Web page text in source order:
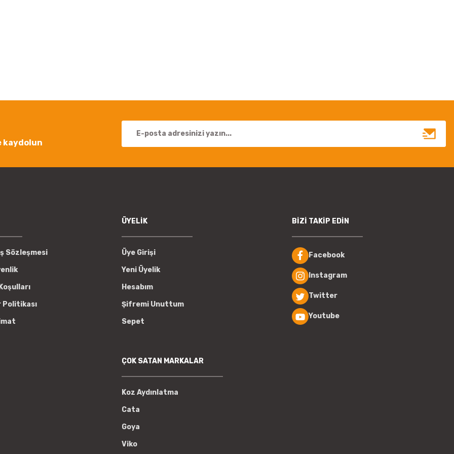
kaydolun
Sözleşmesi
Politikası
ÜYELİK
Üye Girişi
Yeni Üyelik
Hesabım
Şifremi Unuttum
Sepet
BİZİ TAKİP EDİN
Facebook
Instagram
Twitter
Youtube
ÇOK SATAN MARKALAR
Koz Aydınlatma
Cata
Goya
Viko